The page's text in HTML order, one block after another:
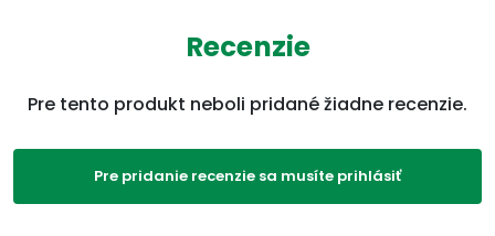
5999887073854
Imunita,
vitamíny, minerály,
Produkty
Recenzie
Pre tento produkt neboli pridané žiadne recenzie.
Pre pridanie recenzie sa musíte prihlásiť